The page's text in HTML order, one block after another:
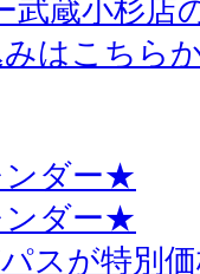
武蔵小杉店
はこちら
ンダー★
ンダー★
スが特別